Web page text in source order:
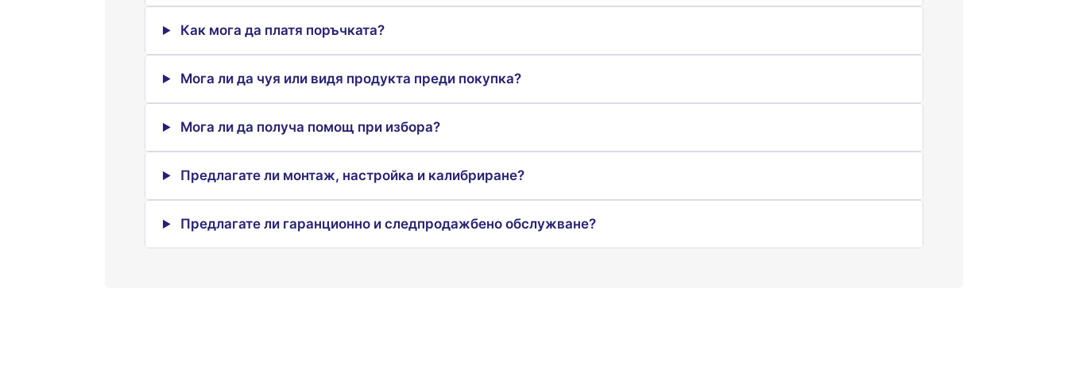
Как мога да платя поръчката?
Мога ли да чуя или видя продукта преди покупка?
Мога ли да получа помощ при избора?
Предлагате ли монтаж, настройка и калибриране?
Предлагате ли гаранционно и следпродажбено обслужване?